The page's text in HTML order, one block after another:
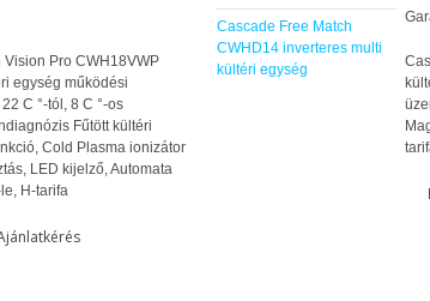
Pro CWH18VWP
egység működési
C °-tól, 8 C °-os
Fűtött kültéri
Cold Plasma ionizátor
LED kijelző, Automata
H-tarifa
Cascade Free Match
CWHD14 inverteres multi
kültéri egység